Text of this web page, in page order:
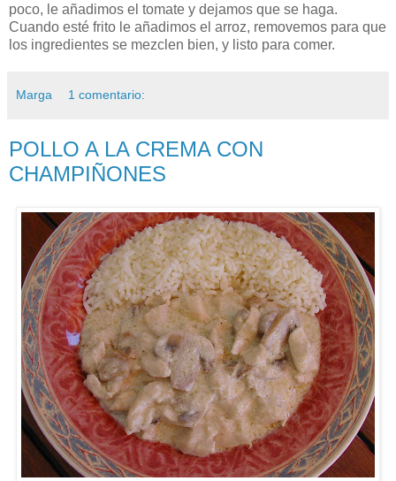
poco, le añadimos el tomate y dejamos que se haga.
Cuando esté frito le añadimos el arroz, removemos para que
los ingredientes se mezclen bien, y listo para comer.
Marga 1 comentario:
POLLO A LA CREMA CON
CHAMPIÑONES